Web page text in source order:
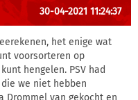
30-04-2021 11:24:37
het enige wat
voorsorteren op
hengelen. PSV had
we niet hebben
Drommel van gekocht en